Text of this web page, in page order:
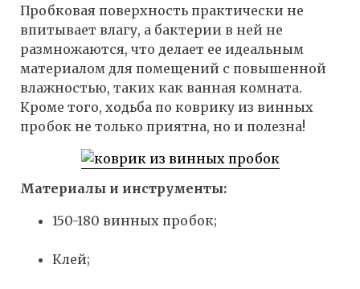
Пробковая поверхность практически не
впитывает влагу, а бактерии в ней не
размножаются, что делает ее идеальным
материалом для помещений с повышенной
влажностью, таких как ванная комната.
Кроме того, ходьба по коврику из винных
пробок не только приятна, но и полезна!
Материалы и инструменты:
150-180 винных пробок;
Клей;